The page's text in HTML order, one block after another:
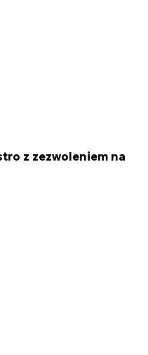
z zezwoleniem na